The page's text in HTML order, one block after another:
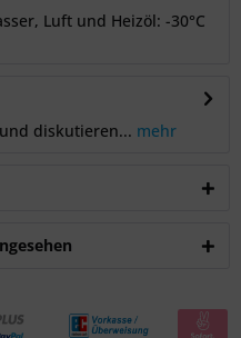
Luft und Heizöl: -30°C
diskutieren... mehr